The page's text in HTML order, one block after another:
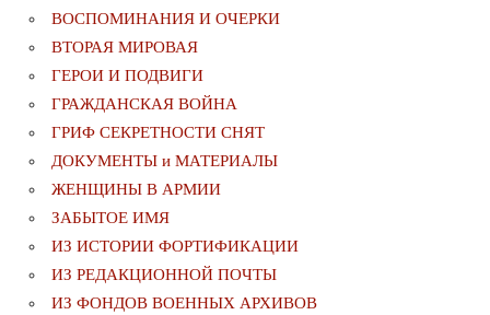
ВОСПОМИНАНИЯ И ОЧЕРКИ
ВТОРАЯ МИРОВАЯ
ГЕРОИ И ПОДВИГИ
ГРАЖДАНСКАЯ ВОЙНА
ГРИФ СЕКРЕТНОСТИ СНЯТ
ДОКУМЕНТЫ и МАТЕРИАЛЫ
ЖЕНЩИНЫ В АРМИИ
ЗАБЫТОЕ ИМЯ
ИЗ ИСТОРИИ ФОРТИФИКАЦИИ
ИЗ РЕДАКЦИОННОЙ ПОЧТЫ
ИЗ ФОНДОВ ВОЕННЫХ АРХИВОВ